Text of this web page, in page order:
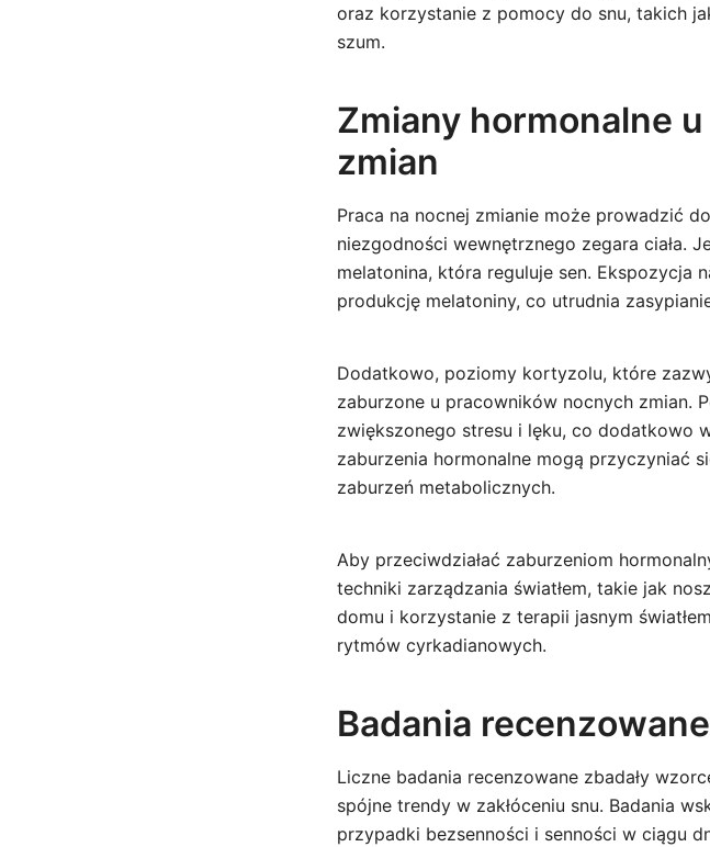
oraz korzystanie z pomocy do snu, takich
szum.
Zmiany hormonalne
zmian
Praca na nocnej zmianie może prowadzić
niezgodności wewnętrznego zegara ciała.
melatonina, która reguluje sen. Ekspozycja
produkcję melatoniny, co utrudnia
Dodatkowo, poziomy kortyzolu, które
zaburzone u pracowników nocnych zmian.
zwiększonego stresu i lęku, co dodatkowo
zaburzenia hormonalne mogą przyczyniać
zaburzeń metabolicznych.
Aby przeciwdziałać zaburzeniom
techniki zarządzania światłem, takie jak
domu i korzystanie z terapii jasnym
rytmów cyrkadianowych.
Badania
Liczne badania recenzowane zbadały
spójne trendy w zakłóceniu snu. Badania
przypadki bezsenności i senności w ciągu